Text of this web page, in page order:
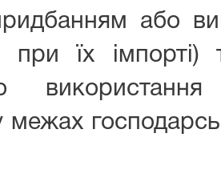
або
при їх
межах